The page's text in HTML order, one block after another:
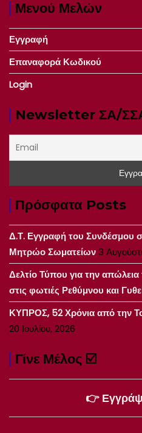
Μενού Μελών
Εγγραφή
Επαναφορά Κωδικού
Login
Newsletter ΣΑ/
Πρόσφατα Posts
Δ.Τ. Εγγραφή του Συνδέσμου
Μητρώο Σωματείων3
Δελτίο Τύπου για την
στις φωτιές Ρεθύμνου και
ΚΥΠΡΟΣ, 52 Χρόνια από την
20 Ιουλίου, 2026
Γίνε Μέλος ☑️
👉